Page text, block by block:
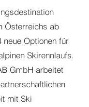
Österreichs ab
neue Optionen für
Skirennlaufs.
GmbH arbeitet
mit Ski